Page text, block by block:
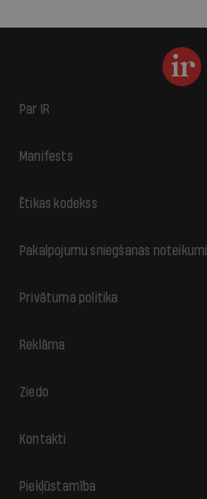
Par IR
Manifests
Ētikas kodekss
Pakalpojumu sniegšanas noteikumi
Privātuma politika
Reklāma
Ziedo
Kontakti
Piekļūstamība